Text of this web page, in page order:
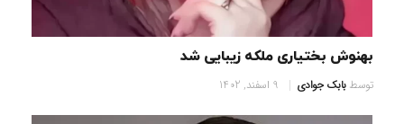
بهنوش بختیاری ملکه زیبایی شد
توسطبابک جوادی 9 اسفند, 1402